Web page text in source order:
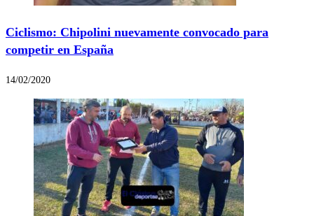
Ciclismo: Chipolini nuevamente convocado para
competir en España
14/02/2020